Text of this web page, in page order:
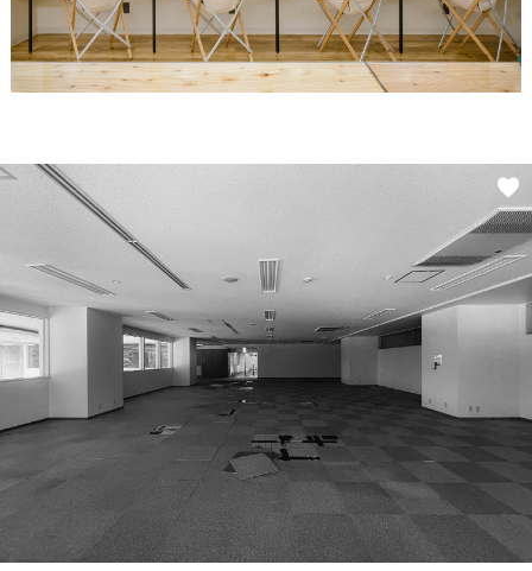
ANATA.
EVENT
WORKS
ABOUT US
STAFF BLOG